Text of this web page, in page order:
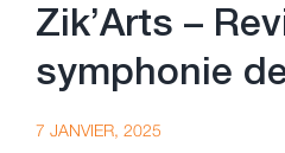
Zik’Arts –
symphonie
7 JANVIER, 2025